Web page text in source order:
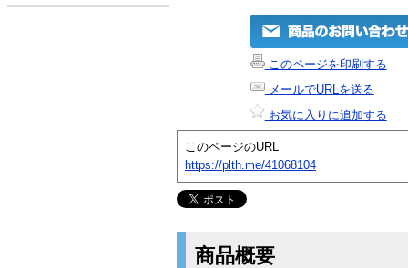
このページを印刷する
メールでURLを送る
お気に入りに追加する
このページのURL
https://plth.me/41068104
商品概要